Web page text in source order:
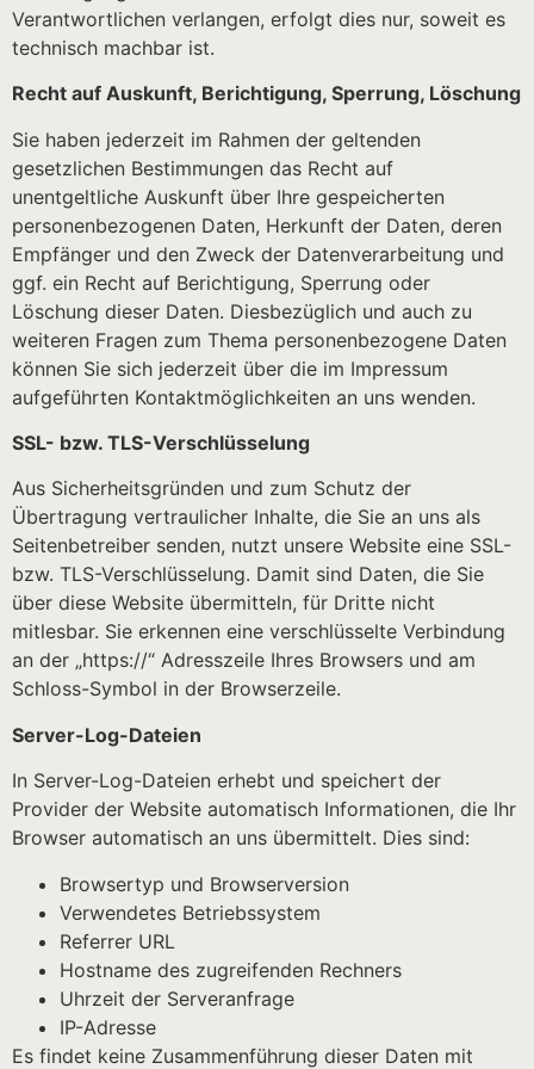
Verantwortlichen verlangen, erfolgt dies nur, soweit es
technisch machbar ist.
Recht auf Auskunft, Berichtigung, Sperrung, Löschung
Sie haben jederzeit im Rahmen der geltenden
gesetzlichen Bestimmungen das Recht auf
unentgeltliche Auskunft über Ihre gespeicherten
personenbezogenen Daten, Herkunft der Daten, deren
Empfänger und den Zweck der Datenverarbeitung und
ggf. ein Recht auf Berichtigung, Sperrung oder
Löschung dieser Daten. Diesbezüglich und auch zu
weiteren Fragen zum Thema personenbezogene Daten
können Sie sich jederzeit über die im Impressum
aufgeführten Kontaktmöglichkeiten an uns wenden.
SSL- bzw. TLS-Verschlüsselung
Aus Sicherheitsgründen und zum Schutz der
Übertragung vertraulicher Inhalte, die Sie an uns als
Seitenbetreiber senden, nutzt unsere Website eine SSL-
bzw. TLS-Verschlüsselung. Damit sind Daten, die Sie
über diese Website übermitteln, für Dritte nicht
mitlesbar. Sie erkennen eine verschlüsselte Verbindung
an der „https://“ Adresszeile Ihres Browsers und am
Schloss-Symbol in der Browserzeile.
Server-Log-Dateien
In Server-Log-Dateien erhebt und speichert der
Provider der Website automatisch Informationen, die Ihr
Browser automatisch an uns übermittelt. Dies sind:
Browsertyp und Browserversion
Verwendetes Betriebssystem
Referrer URL
Hostname des zugreifenden Rechners
Uhrzeit der Serveranfrage
IP-Adresse
Es findet keine Zusammenführung dieser Daten mit